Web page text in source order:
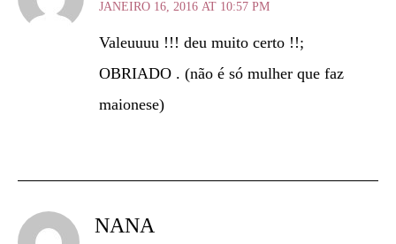
JANEIRO 16, 2016 AT 10:57 PM
Valeuuuu !!! deu muito certo !!;
OBRIADO . (não é só mulher que faz
maionese)
NANA